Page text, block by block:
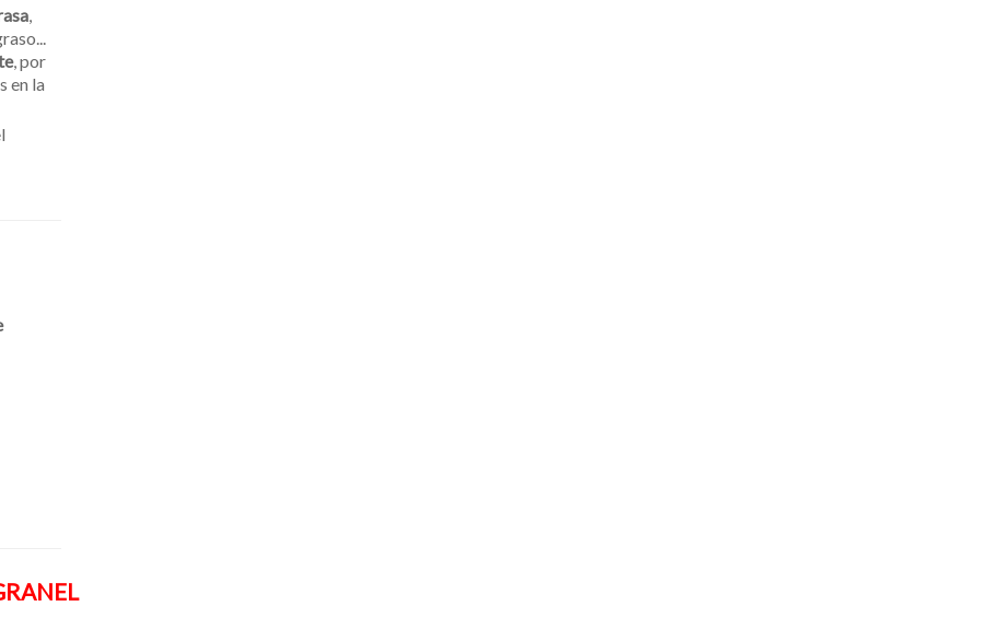
,
, por
en la